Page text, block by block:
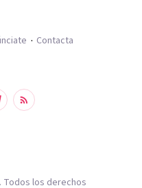
Contacta
Todos los derechos